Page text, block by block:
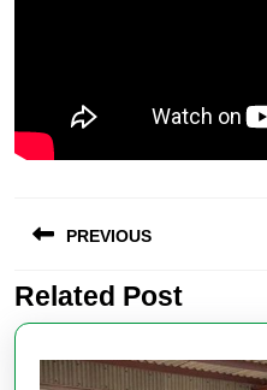
稿
ナ
ビ
ゲ
PREVIOUS
Previous
post:
Related Post